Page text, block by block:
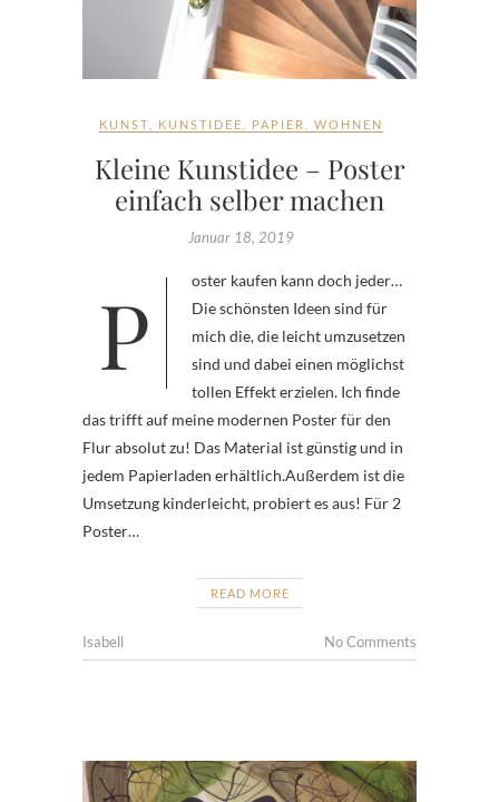
KUNST KUNSTIDEE PAPIER WOHNEN
Kleine Kunstidee – Poster
einfach selber machen
Januar 18, 2019
Poster kaufen kann doch jeder…
Die schönsten Ideen sind für
mich die, die leicht umzusetzen
sind und dabei einen möglichst
tollen Effekt erzielen. Ich finde
das trifft auf meine modernen Poster für den
Flur absolut zu! Das Material ist günstig und in
jedem Papierladen erhältlich.Außerdem ist die
Umsetzung kinderleicht, probiert es aus! Für 2
Poster…
READ MORE
Isabell No Comments